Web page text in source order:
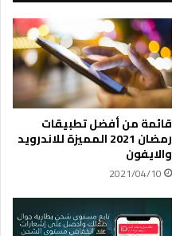
قائمة من أفضل تطبيقات
رمضان 2021 المميزة للاندرويد
والايفون
2021/04/10